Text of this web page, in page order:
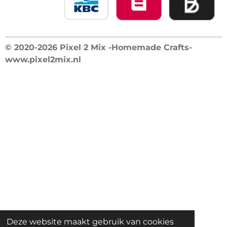
Deze website maakt gebruik van cookies
© 2020-2026 Pixel 2 Mix -Homemade Crafts-
www.pixel2mix.nl